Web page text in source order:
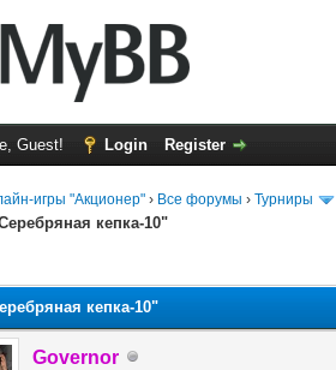
Guest! Login Register
игры "Акционер" › Все форумы ›Турниры
кепка-10"
кепка-10"
Governor